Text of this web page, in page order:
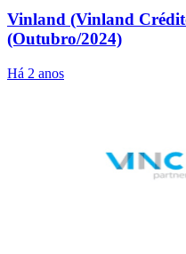
Vinland (Vinland
(Outubro/2024)
Há 2 anos